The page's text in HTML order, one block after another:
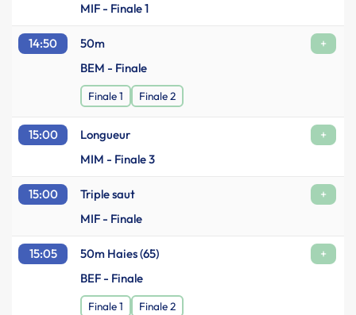
MIF - Finale 1
14:50 50m
+
BEM - Finale
Finale 1 Finale 2
15:00 Longueur
+
MIM - Finale 3
15:00 Triple saut
+
MIF - Finale
15:05 50m Haies (65)
+
BEF - Finale
Finale 1 Finale 2